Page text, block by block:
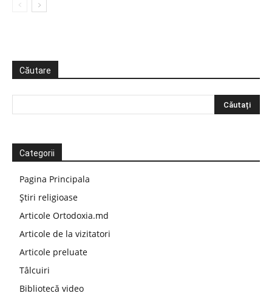
Căutare
Categorii
Pagina Principala
Știri religioase
Articole Ortodoxia.md
Articole de la vizitatori
Articole preluate
Tâlcuiri
Bibliotecă video